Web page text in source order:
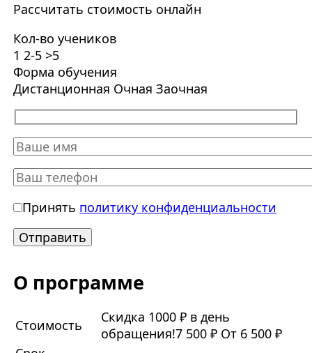
Рассчитать стоимость онлайн
Кол-во учеников
1 2-5 >5
Форма обучения
Дистанционная Очная Заочная
Принять политику конфиденциальности
О программе
Стоимость
Скидка 1000 ₽ в день
обращения!7 500 ₽ От 6 500 ₽